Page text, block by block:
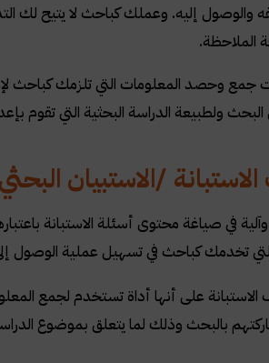
إليه. وعملك كباحث لا يتيح لك
الملاحظة.
جمع وحصد المعلومات التي تلزمك كباحث
ولطبيعة الدراسة البحثية التي تقوم
/الاستبيان
في صياغة محتوى أسئلة الاستبانة
تخدمك كباحث في تسهيل عملية الوصول
على أنها أداة تستخدم لجمع
بالبحث وذلك لما يتعلق بموضوع